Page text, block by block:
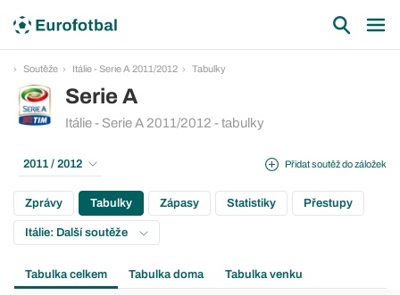
Soutěže Itálie - Serie A 2011/2012 Tabulky
Serie A
Itálie - Serie A 2011/2012 - tabulky
Přidat soutěž do záložek
2011 / 2012
Zprávy Tabulky Zápasy Statistiky Přestupy
Itálie: Další soutěže
Tabulka celkem Tabulka doma Tabulka venku